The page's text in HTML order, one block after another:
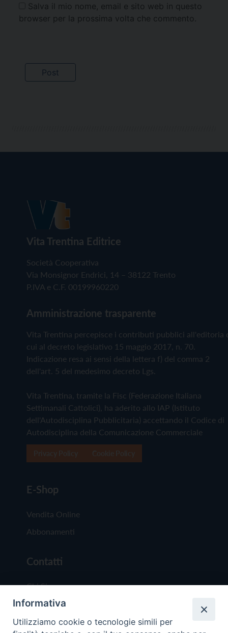
Salva il mio nome, email e sito web in questo
browser per la prossima volta che commento.
Vita Trentina Editrice
Società Cooperativa
Via Monsignor Endrici, 14 – 38122 Trento
P.IVA e C.F. 00199960220
Amministrazione trasparente
Vita Trentina percepisce i contributi pubblici all'editoria
cui al decreto legislativo 15 maggio 2017, n. 70.
Indicazione resa ai sensi della lettera f) del comma 2
dell'art. 5 del medesimo decreto Lgs.
Vita Trentina, tramite la Fisc (Federazione Italiana
Settimanali Cattolici), ha aderito allo IAP (Istituto
dell'Autodisciplina Pubblicitaria) accettando il Codice di
Autodisciplina della Comunicazione Commerciale
E-Shop
Vendita Online
Abbonamenti
Contatti
Chi Siamo
Redazione
Scrivici
Informativa
Utilizziamo cookie o tecnologie simili per